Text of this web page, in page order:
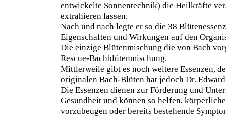
entwickelte Sonnentechnik) die Heilkräfte
extrahieren lassen.
Nach und nach legte er so die 38
Eigenschaften und Wirkungen auf den
Die einzige Blütenmischung die von Bach
Rescue-Bachblütenmischung.
Mittlerweile gibt es noch weitere Essenzen,
originalen Bach-Blüten hat jedoch Dr.
Die Essenzen dienen zur Förderung und
Gesundheit und können so helfen,
vorzubeugen oder bereits bestehende